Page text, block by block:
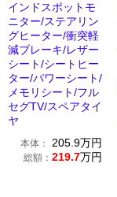
インドスポットモ
ニター/ステアリン
グヒーター/衝突軽
減ブレーキ/レザー
シート/シートヒー
ター/パワーシート/
メモリシート/フル
セグTV/スペアタイ
ヤ
本体： 205.9万円
総額： 219.7万円